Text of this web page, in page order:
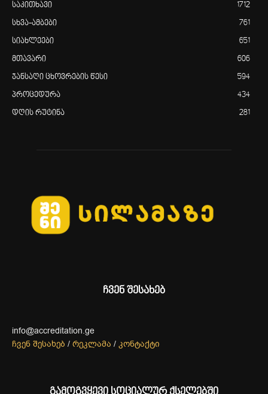
საკითხავი 1712
სხვა-ამბები 761
სიახლეები 651
მთავარი 606
ჯანსაღი ცხოვრების წესი 594
პროცედურა 434
დღის რუტინა 281
ჩვენ შესახებ
info@accreditation.ge
ჩვენ შესახებ / რეკლამა / კონტაქტი